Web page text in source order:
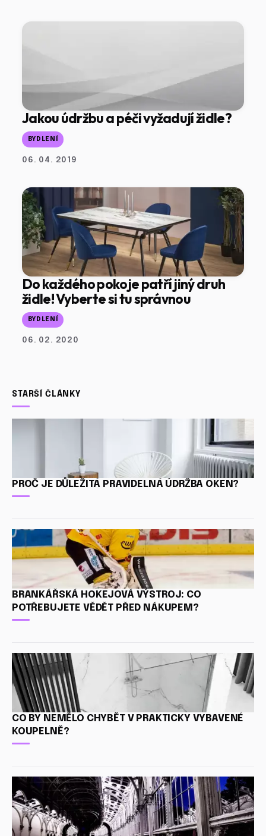
Jakou údržbu a péči vyžadují židle?
BYDLENÍ
06. 04. 2019
Do každého pokoje patří jiný druh
židle! Vyberte si tu správnou
BYDLENÍ
06. 02. 2020
STARŠÍ ČLÁNKY
PROČ JE DŮLEŽITÁ PRAVIDELNÁ ÚDRŽBA OKEN?
BRANKÁŘSKÁ HOKEJOVÁ VÝSTROJ: CO
POTŘEBUJETE VĚDĚT PŘED NÁKUPEM?
CO BY NEMĚLO CHYBĚT V PRAKTICKY VYBAVENÉ
KOUPELNĚ?